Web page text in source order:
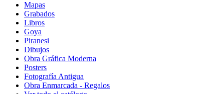
Mapas
Grabados
Libros
Goya
Piranesi
Dibujos
Obra Gráfica Moderna
Posters
Fotografía Antigua
Obra Enmarcada - Regalos